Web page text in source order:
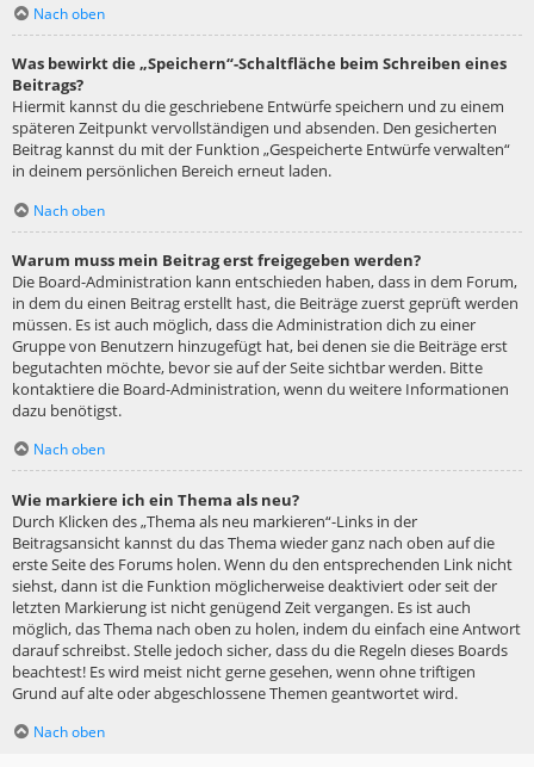
Nach oben
Was bewirkt die „Speichern“-Schaltfläche beim Schreiben eines
Beitrags?
Hiermit kannst du die geschriebene Entwürfe speichern und zu einem
späteren Zeitpunkt vervollständigen und absenden. Den gesicherten
Beitrag kannst du mit der Funktion „Gespeicherte Entwürfe verwalten“
in deinem persönlichen Bereich erneut laden.
Nach oben
Warum muss mein Beitrag erst freigegeben werden?
Die Board-Administration kann entschieden haben, dass in dem Forum,
in dem du einen Beitrag erstellt hast, die Beiträge zuerst geprüft werden
müssen. Es ist auch möglich, dass die Administration dich zu einer
Gruppe von Benutzern hinzugefügt hat, bei denen sie die Beiträge erst
begutachten möchte, bevor sie auf der Seite sichtbar werden. Bitte
kontaktiere die Board-Administration, wenn du weitere Informationen
dazu benötigst.
Nach oben
Wie markiere ich ein Thema als neu?
Durch Klicken des „Thema als neu markieren“-Links in der
Beitragsansicht kannst du das Thema wieder ganz nach oben auf die
erste Seite des Forums holen. Wenn du den entsprechenden Link nicht
siehst, dann ist die Funktion möglicherweise deaktiviert oder seit der
letzten Markierung ist nicht genügend Zeit vergangen. Es ist auch
möglich, das Thema nach oben zu holen, indem du einfach eine Antwort
darauf schreibst. Stelle jedoch sicher, dass du die Regeln dieses Boards
beachtest! Es wird meist nicht gerne gesehen, wenn ohne triftigen
Grund auf alte oder abgeschlossene Themen geantwortet wird.
Nach oben